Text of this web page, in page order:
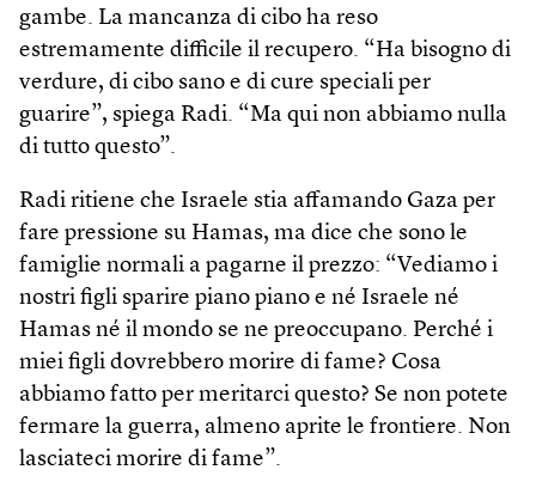
gambe. La mancanza di cibo ha reso
estremamente difficile il recupero. “Ha bisogno di
verdure, di cibo sano e di cure speciali per
guarire”, spiega Radi. “Ma qui non abbiamo nulla
di tutto questo”.
Radi ritiene che Israele stia affamando Gaza per
fare pressione su Hamas, ma dice che sono le
famiglie normali a pagarne il prezzo: “Vediamo i
nostri figli sparire piano piano e né Israele né
Hamas né il mondo se ne preoccupano. Perché i
miei figli dovrebbero morire di fame? Cosa
abbiamo fatto per meritarci questo? Se non potete
fermare la guerra, almeno aprite le frontiere. Non
lasciateci morire di fame”.